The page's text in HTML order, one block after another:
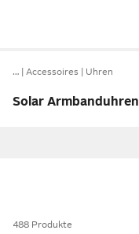
… Accessoires Uhren
Solar Armbanduhren
488 Produkte